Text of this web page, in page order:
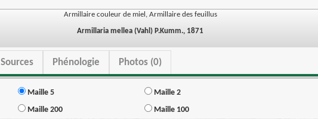
Armillaire couleur de miel, Armillaire des feuillus
Armillaria mellea (Vahl) P.Kumm., 1871
Sources Phénologie Photos (0)
Maille 5
Maille 2
Maille 200 Maille 100